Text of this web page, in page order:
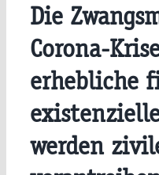
Die
Corona-
erhebliche
werden